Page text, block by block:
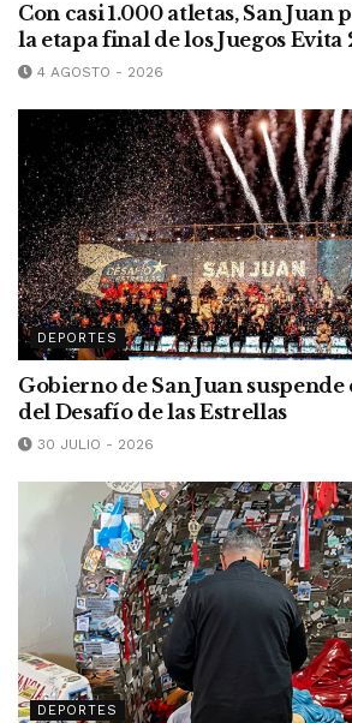
Con casi 1.000 atletas, San Juan
la etapa final de los Juegos Evita
4 AGOSTO - 2026
DEPORTES
Gobierno de San Juan
del Desafío de las Estrellas
30 JULIO - 2026
DEPORTES